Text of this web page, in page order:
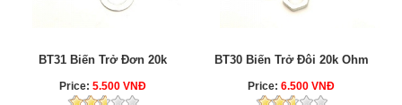
BT31 Biến Trở Đơn 20k
Price:5.500 VNĐ
BT30 Biến Trở Đôi 20k Ohm
Price:6.500 VNĐ